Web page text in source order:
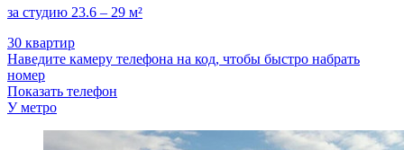
за студию 23.6 – 29 м²
30 квартир
Наведите камеру телефона на код, чтобы быстро набрать
номер
Показать телефон
У метро